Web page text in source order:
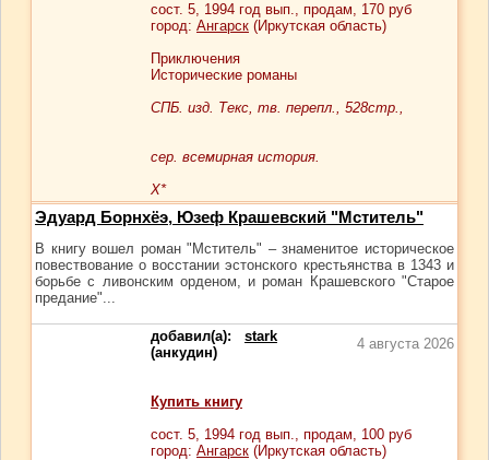
сост. 5, 1994 год вып., продам, 170 руб
город: Ангарск (Иркутская область)
Приключения
Исторические романы
СПБ. изд. Текс, тв. перепл., 528стр.,
сер. всемирная история.
Х*
Эдуард Борнхёэ, Юзеф Крашевский "Мститель"
В книгу вошел роман "Мститель" – знаменитое историческое
повествование о восстании эстонского крестьянства в 1343 и
борьбе с ливонским орденом, и роман Крашевского "Старое
предание"...
добавил(а): stark
(анкудин)
4 августа 2026
Купить книгу
сост. 5, 1994 год вып., продам, 100 руб
город: Ангарск (Иркутская область)